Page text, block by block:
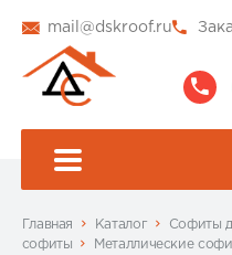
mail@dskroof.ru
Главная Каталог Софиты
софиты
Металлические